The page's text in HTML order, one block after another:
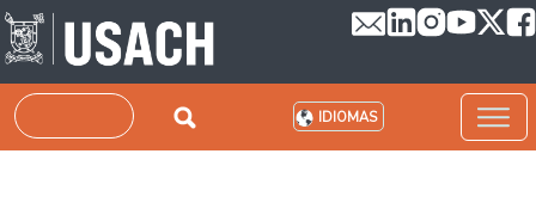
Pasar al contenido principal
Buscar IDIOMAS